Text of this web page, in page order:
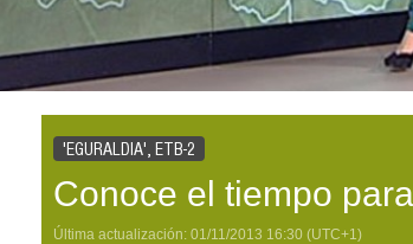
'EGURALDIA', ETB-2
Conoce el tiempo
Última actualización: 01/11/2013 16:30 (UTC+1)